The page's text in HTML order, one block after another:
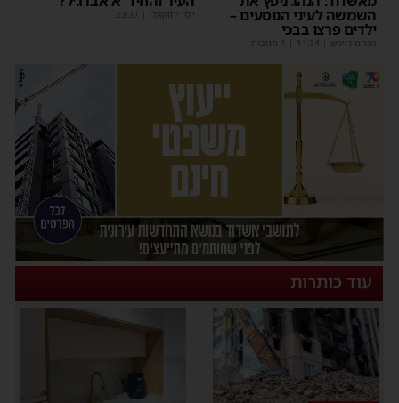
השמשה לעיני הנוסעים –
ילדים פרצו בבכי
מנחם דויטש 11:34
יוסי יחזקאלי 23:37
עוד כותרות